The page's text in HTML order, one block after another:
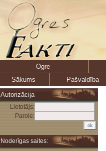
Ogre
Sākums
Pašvaldība
Autorizācija
Lietotājs:
Parole:
Noderīgas saites: